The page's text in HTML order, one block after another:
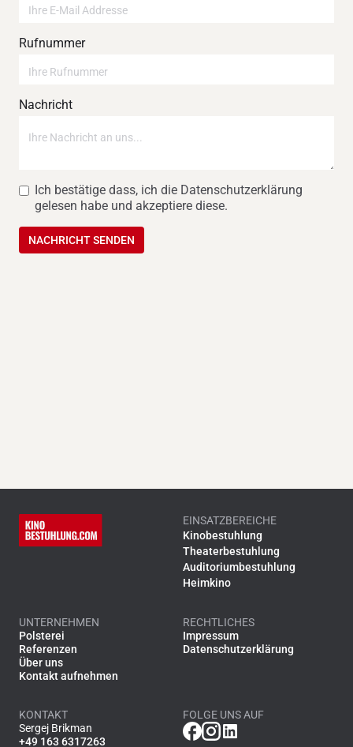
Rufnummer
Nachricht
Ich bestätige dass, ich die Datenschutzerklärung
gelesen habe und akzeptiere diese.
EINSATZBEREICHE
Kinobestuhlung
Theaterbestuhlung
Auditoriumbestuhlung
Heimkino
UNTERNEHMEN
Polsterei
Referenzen
Über uns
Kontakt aufnehmen
RECHTLICHES
Impressum
Datenschutzerklärung
KONTAKT
Sergej Brikman
+49 163 6317263
FOLGE UNS AUF